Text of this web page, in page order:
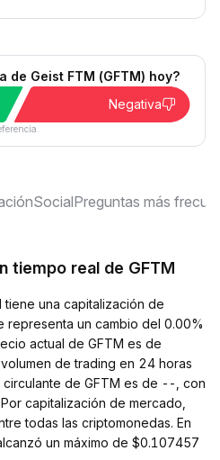
de Geist FTM (GFTM) hoy?
Negativa
SocialPreguntas más
tiempo real de GFTM
una capitalización de
un cambio del 0.00%
actual de GFTM es de
de trading en 24 horas
circulante de GFTM es de --, con
capitalización de mercado,
todas las criptomonedas. En
un máximo de $0.107457